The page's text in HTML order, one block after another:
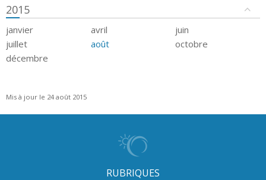
2015
janvier avril
juin
juillet
août
octobre
décembre
Mis à jour le 24 août 2015
RUBRIQUES